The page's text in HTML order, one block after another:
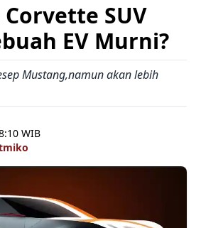
SUV
EV Murni?
Mustang,namun akan lebih
WIB